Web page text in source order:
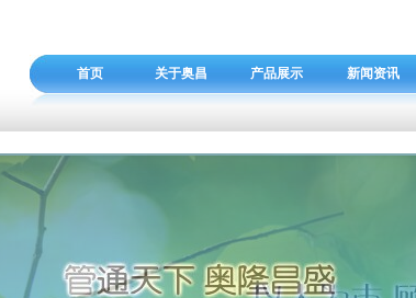
首页 关于奥昌 产品展示 新闻资讯